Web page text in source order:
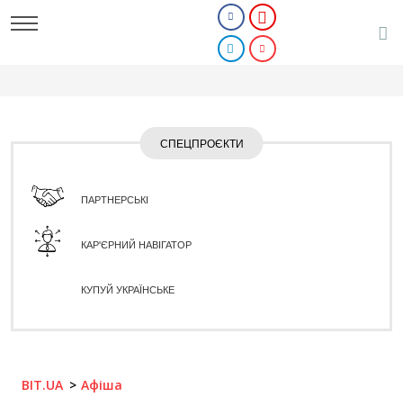
СПЕЦПРОЄКТИ
ПАРТНЕРСЬКІ
КАР'ЄРНИЙ НАВІГАТОР
КУПУЙ УКРАЇНСЬКЕ
BIT.UA Афіша